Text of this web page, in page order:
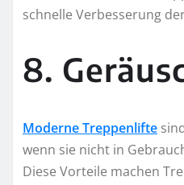
schnelle Verbesserung
8.
Moderne Treppenlifte
wenn sie nicht in
Diese Vorteile machen